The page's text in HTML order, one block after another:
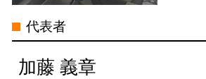
過払い金 利息
過払い金 請求 リスク
古屋市
村区
代表者
加藤 義章